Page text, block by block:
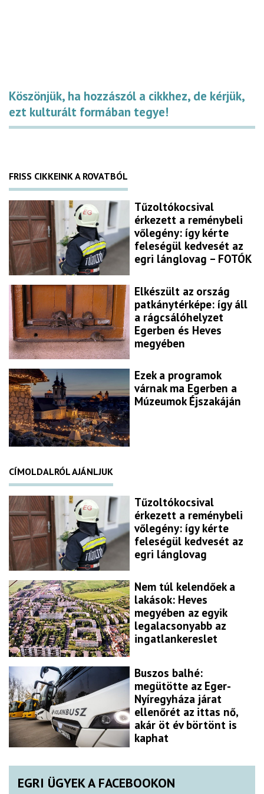
Köszönjük, ha hozzászól a cikkhez, de kérjük,
ezt kulturált formában tegye!
FRISS CIKKEINK A ROVATBÓL
Tűzoltókocsival
érkezett a reménybeli
vőlegény: így kérte
feleségül kedvesét az
egri lánglovag – FOTÓK
Elkészült az ország
patkánytérképe: így áll
a rágcsálóhelyzet
Egerben és Heves
megyében
Ezek a programok
várnak ma Egerben a
Múzeumok Éjszakáján
CÍMOLDALRÓL AJÁNLJUK
Tűzoltókocsival
érkezett a reménybeli
vőlegény: így kérte
feleségül kedvesét az
egri lánglovag
Nem túl kelendőek a
lakások: Heves
megyében az egyik
legalacsonyabb az
ingatlankereslet
Buszos balhé:
megütötte az Eger-
Nyíregyháza járat
ellenőrét az ittas nő,
akár öt év börtönt is
kaphat
EGRI ÜGYEK A FACEBOOKON